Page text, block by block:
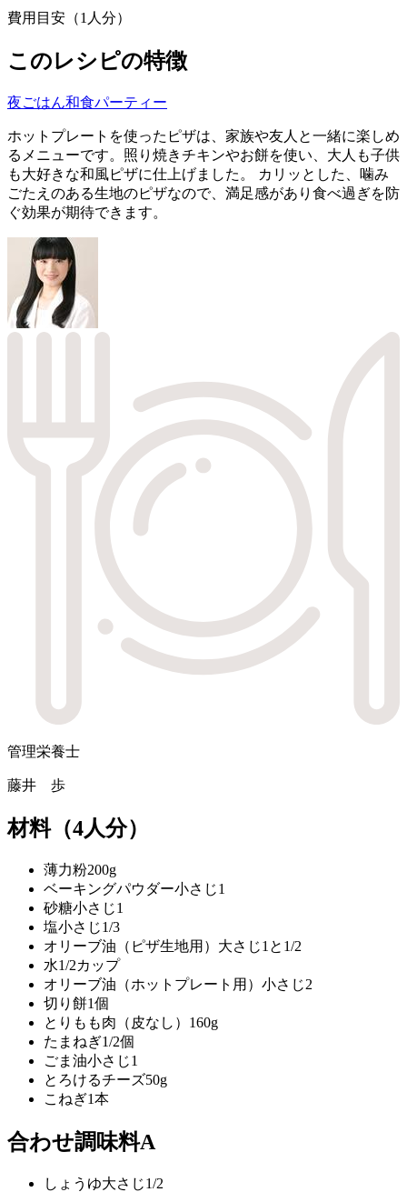
費用目安（1人分）
このレシピの特徴
夜ごはん和食パーティー
ホットプレートを使ったピザは、家族や友人と一緒に楽しめ
るメニューです。照り焼きチキンやお餅を使い、大人も子供
も大好きな和風ピザに仕上げました。 カリッとした、噛み
ごたえのある生地のピザなので、満足感があり食べ過ぎを防
ぐ効果が期待できます。
管理栄養士
藤井 歩
材料（4人分）
薄力粉200g
ベーキングパウダー小さじ1
砂糖小さじ1
塩小さじ1/3
オリーブ油（ピザ生地用） 大さじ1と1/2
水1/2カップ
オリーブ油（ホットプレート用） 小さじ2
切り餅1個
とりもも肉（皮なし） 160g
たまねぎ1/2個
ごま油小さじ1
とろけるチーズ50g
こねぎ1本
合わせ調味料A
しょうゆ大さじ1/2